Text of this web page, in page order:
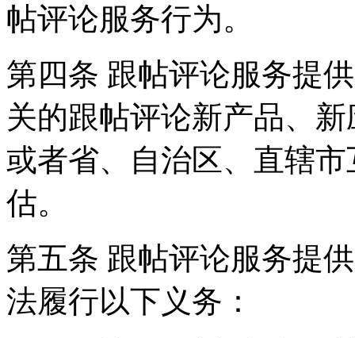
帖评论服务行为。
第四条 跟帖评论服务提
关的跟帖评论新产品、
或者省、自治区、直辖
估。
第五条 跟帖评论服务提
法履行以下义务：